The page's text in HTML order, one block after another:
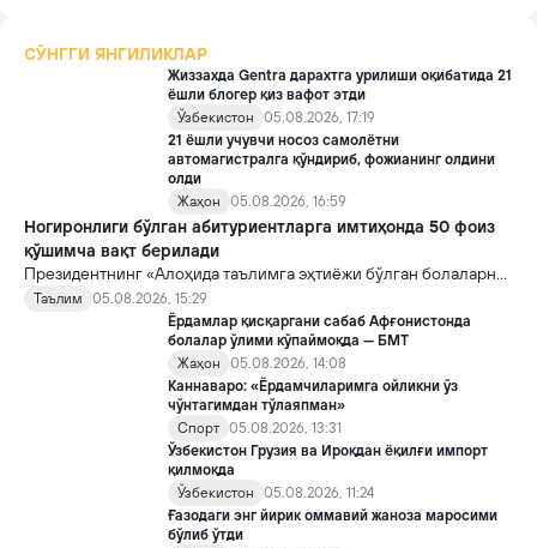
СЎНГГИ ЯНГИЛИКЛАР
Жиззахда Gentra дарахтга урилиши оқибатида 21
ёшли блогер қиз вафот этди
Ўзбекистон
05.08.2026, 17:19
21 ёшли учувчи носоз самолётни
автомагистралга қўндириб, фожианинг олдини
олди
Жаҳон
05.08.2026, 16:59
Ногиронлиги бўлган абитуриентларга имтиҳонда 50 фоиз
қўшимча вақт берилади
Президентнинг «Алоҳида таълимга эҳтиёжи бўлган болаларни
таълим ва ижтимоий хизматлар билан қамраб олиш тизимини
такомиллаштириш бўйича қўшимча чора-тадбирлар
тўғрисида»ги қарори билан инклюзив таълим соҳасида қатор
янги механизмлар жорий этилади.
Таълим
05.08.2026, 15:29
Ёрдамлар қисқаргани сабаб Афғонистонда
болалар ўлими кўпаймоқда — БМТ
Жаҳон
05.08.2026, 14:08
Каннаваро: «Ёрдамчиларимга ойликни ўз
чўнтагимдан тўлаяпман»
Спорт 05.08.2026, 13:31
Ўзбекистон Грузия ва Ироқдан ёқилғи импорт
қилмоқда
Ўзбекистон
05.08.2026, 11:24
Ғазодаги энг йирик оммавий жаноза маросими
бўлиб ўтди